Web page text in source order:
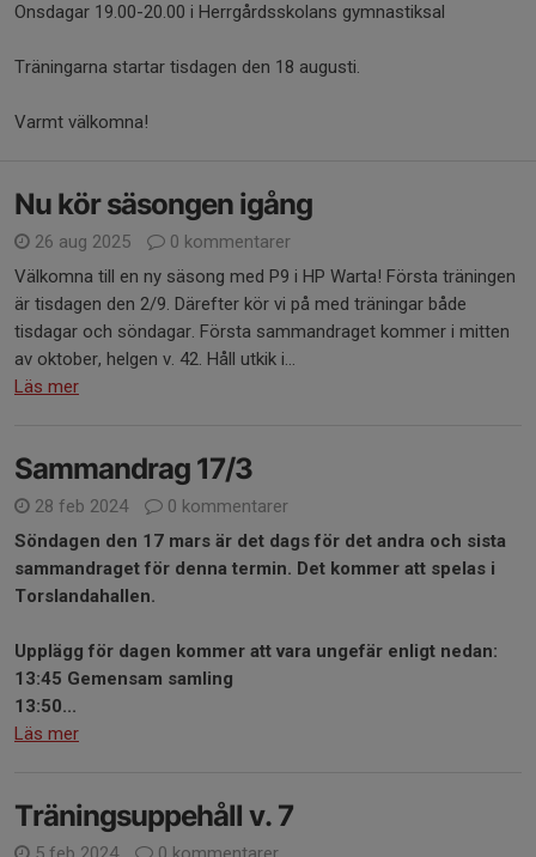
Onsdagar 19.00-20.00 i Herrgårdsskolans gymnastiksal
Träningarna startar tisdagen den 18 augusti.
Varmt välkomna!
Nu kör säsongen igång
26 aug 2025
0 kommentarer
Välkomna till en ny säsong med P9 i HP Warta! Första träningen
är tisdagen den 2/9. Därefter kör vi på med träningar både
tisdagar och söndagar. Första sammandraget kommer i mitten
av oktober, helgen v. 42. Håll utkik i...
Läs mer
Sammandrag 17/3
28 feb 2024
0 kommentarer
Söndagen den 17 mars är det dags för det andra och sista
sammandraget för denna termin. Det kommer att spelas i
Torslandahallen.
Upplägg för dagen kommer att vara ungefär enligt nedan:
13:45 Gemensam samling
13:50...
Läs mer
Träningsuppehåll v. 7